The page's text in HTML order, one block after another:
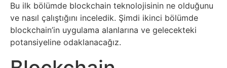
Kitap
Komedi
Kültür
Bu ilk bölümde blockchain teknolojisinin ne olduğunu
ve nasıl çalıştığını inceledik. Şimdi ikinci bölümde
blockchain’in uygulama alanlarına ve gelecekteki
potansiyeline odaklanacağız.